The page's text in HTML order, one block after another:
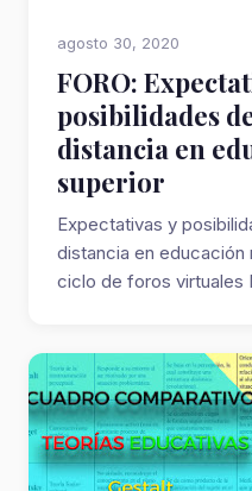
agosto 30, 2020
FORO:
posibilidades
distancia en
superior
Expectativas y
distancia en educación
ciclo de foros virtuales